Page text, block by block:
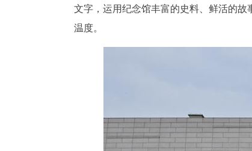
文字，运用纪念馆丰富的史料、鲜活的
温度。